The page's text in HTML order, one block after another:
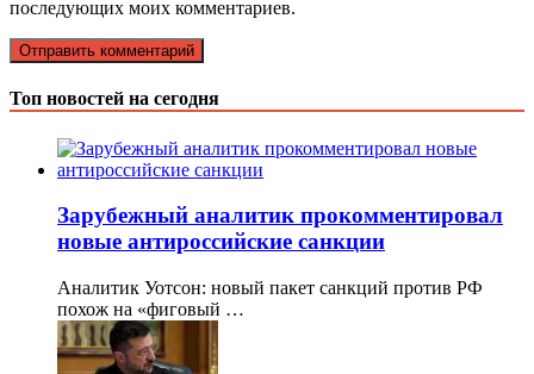
последующих моих комментариев.
Топ новостей на сегодня
Зарубежный аналитик прокомментировал
новые антироссийские санкции
Аналитик Уотсон: новый пакет санкций против РФ
похож на «фиговый …